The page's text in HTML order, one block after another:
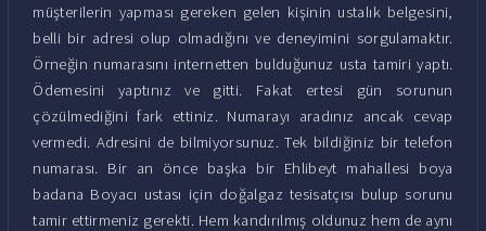
müşterilerin yapması gereken gelen kişinin ustalık belgesini,
belli bir adresi olup olmadığını ve deneyimini sorgulamaktır.
Örneğin numarasını internetten bulduğunuz usta tamiri yaptı.
Ödemesini yaptınız ve gitti. Fakat ertesi gün sorunun
çözülmediğini fark ettiniz. Numarayı aradınız ancak cevap
vermedi. Adresini de bilmiyorsunuz. Tek bildiğiniz bir telefon
numarası. Bir an önce başka bir Ehlibeyt mahallesi boya
badana Boyacı ustası için doğalgaz tesisatçısı bulup sorunu
tamir ettirmeniz gerekti. Hem kandırılmış oldunuz hem de aynı